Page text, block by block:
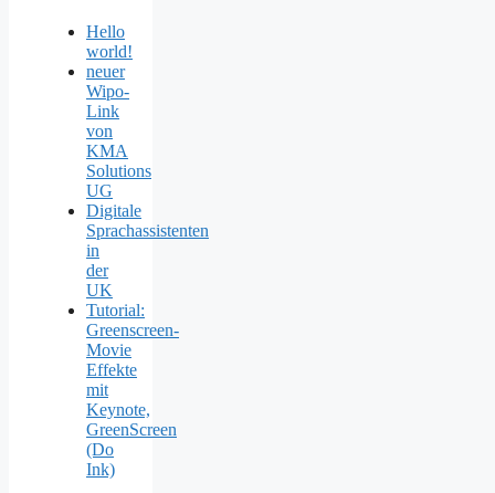
Hello
world!
neuer
Wipo-
Link
von
KMA
Solutions
UG
Digitale
Sprachassistenten
in
der
UK
Tutorial:
Greenscreen-
Movie
Effekte
mit
Keynote,
GreenScreen
(Do
Ink)